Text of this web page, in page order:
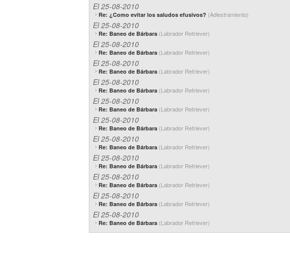
El 25-08-2010
Re: ¿Como evitar los saludos efusivos? (Adiestramiento)
El 25-08-2010
Re: Baneo de Bárbara (Labrador Retriever)
El 25-08-2010
Re: Baneo de Bárbara (Labrador Retriever)
El 25-08-2010
Re: Baneo de Bárbara (Labrador Retriever)
El 25-08-2010
Re: Baneo de Bárbara (Labrador Retriever)
El 25-08-2010
Re: Baneo de Bárbara (Labrador Retriever)
El 25-08-2010
Re: Baneo de Bárbara (Labrador Retriever)
El 25-08-2010
Re: Baneo de Bárbara (Labrador Retriever)
El 25-08-2010
Re: Baneo de Bárbara (Labrador Retriever)
El 25-08-2010
Re: Baneo de Bárbara (Labrador Retriever)
El 25-08-2010
Re: Baneo de Bárbara (Labrador Retriever)
El 25-08-2010
Re: Baneo de Bárbara (Labrador Retriever)